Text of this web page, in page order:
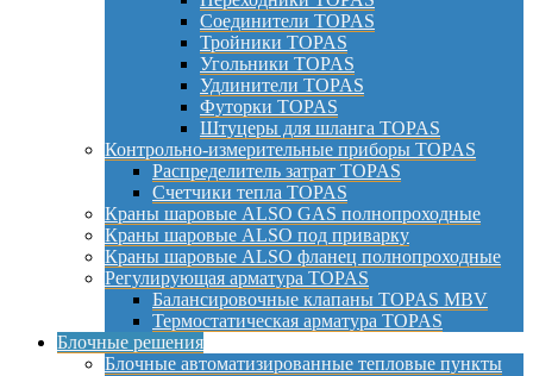
Соединители TOPAS
Тройники TOPAS
Угольники TOPAS
Удлинители TOPAS
Футорки TOPAS
Штуцеры для шланга TOPAS
Контрольно-измерительные приборы TOPAS
Распределитель затрат TOPAS
Счетчики тепла TOPAS
Краны шаровые ALSO GAS полнопроходные
Краны шаровые ALSO под приварку
Краны шаровые ALSO фланец полнопроходные
Регулирующая арматура TOPAS
Балансировочные клапаны TOPAS MBV
Термостатическая арматура TOPAS
Блочные решения
Блочные автоматизированные тепловые пункты